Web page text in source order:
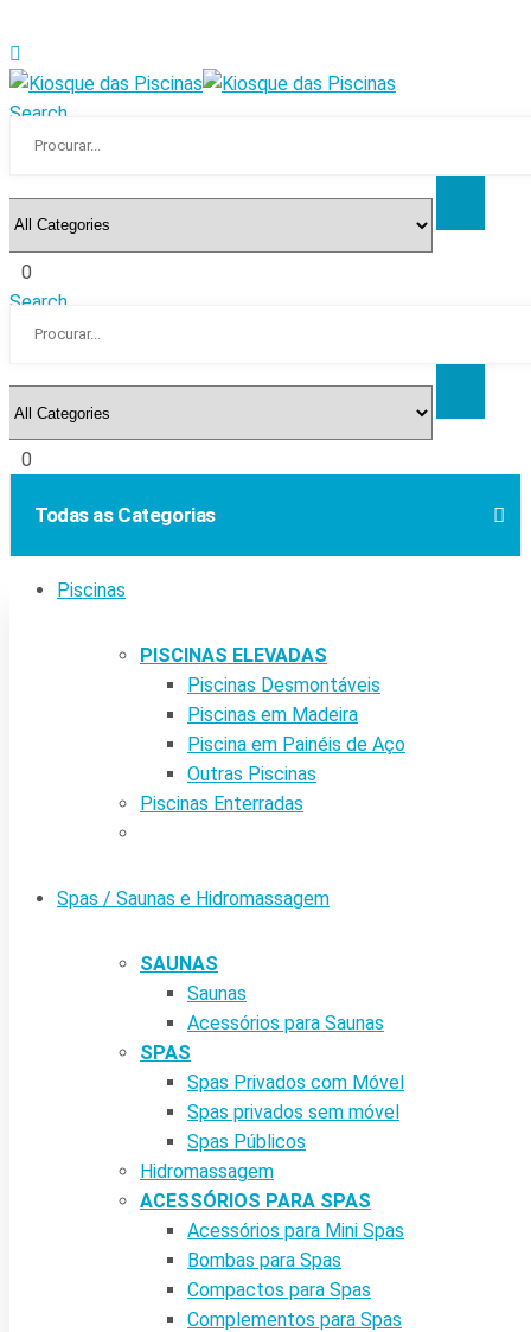
Search
0
Search
0
Todas as Categorias
Piscinas
PISCINAS ELEVADAS
Piscinas Desmontáveis
Piscinas em Madeira
Piscina em Painéis de Aço
Outras Piscinas
Piscinas Enterradas
Spas / Saunas e Hidromassagem
SAUNAS
Saunas
Acessórios para Saunas
SPAS
Spas Privados com Móvel
Spas privados sem móvel
Spas Públicos
Hidromassagem
ACESSÓRIOS PARA SPAS
Acessórios para Mini Spas
Bombas para Spas
Compactos para Spas
Complementos para Spas